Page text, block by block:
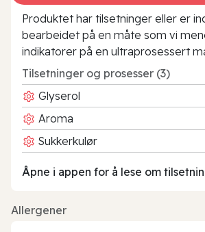
Produktet har tilsetninger eller er
bearbeidet på en måte som vi
indikatorer på en ultraprosessert
Tilsetninger og prosesser (3)
Glyserol
Aroma
Sukkerkulør
Åpne i appen for å lese om
Allergener